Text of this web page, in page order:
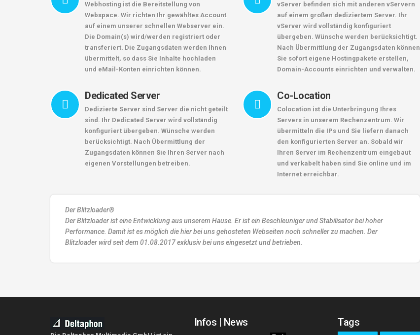
Webhosting ist die Bereitstellung von
Webspace. Wir richten Ihr gewähltes Account
auf einem unserer schnellen Webserver ein.
Die Domain(s) wird/werden registriert oder
transferiert. Die Zugangsdaten werden Ihnen
übermittelt, so dass Sie Inhalte hochladen
und eMail-Konten einrichten können.
vServer befinden sich mit anderen vServern
auf einem großen dediziertem Server. Ihr
vServer wird vollständig konfiguriert
übergeben. Wünsche werden berücksichtigt.
Nach Übermittlung der Zugangsdaten können
Sie sofort eigene Hostingpakete erstellen,
Domain-Accounts einrichten und verwalten.
Dedicated Server
Dedizierte Server sind Server die nicht geteilt
sind. Ihr Dedicated Server wird vollständig
konfiguriert übergeben. Wünsche werden
berücksichtigt. Nach Übermittlung der
Zugangsdaten können Sie Ihren Server nach
eigenen Vorstellungen betreiben.
Co-Location
Colocation ist die Unterbringung Ihres
Servers in unserem Rechenzentrum. Wir
übermitteln die IPs und Sie liefern danach
den konfigurierten Server an. Sobald wir
Ihren Server im Rechenzentrum eingebaut
und verkabelt haben sind Sie online und im
Internet erreichbar.
Der Blitzloader®
Der Blitzloader ist eine Entwicklung aus unserem Hause. Er ist ein Beschleuniger und Stabilisator bei hoher
Performance. Damit ist es möglich die hier bei uns gehosteten Webseiten noch schneller zu machen. Der
Blitzloader wird seit dem 01.08.2017 exklusiv bei uns eingesetzt und betrieben.
Infos | News Tags